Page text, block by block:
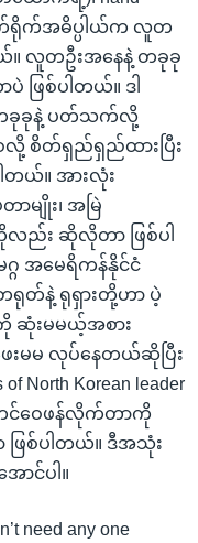
က်ရိုက်အဓိပ္ပါယ်က လူတ
လူတဦးအနေနဲ့ တခုခု
ဖြစ်ပါတယ်။ ဒါ
ခုခုနဲ့ ပတ်သက်လို့
လို့ စိတ်ရှည်ရှည်ထားပြီး
တယ်။ အားလုံး
မျိုး၊ အမြဲ
လည်း ဆိုလိုတာ ဖြစ်ပါ
အမေရိကန်နိုင်ငံ
ရုတ်နဲ့ ရုရှားတို့ဟာ ပဲ့
ဆုံးမမယ့်အစား
ေးမမ လုပ်နေတယ်ဆိုပြီး
North Korean leader
တင်ဝေဖန်လိုက်တာကို
ဖြစ်ပါတယ်။ ဒီအသုံး
င်ပါ။
need any one